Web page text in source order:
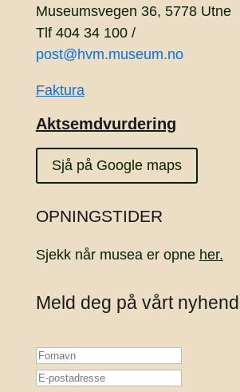
Museumsvegen 36, 5778 Utne
Tlf 404 34 100 /
post@hvm.museum.no
Faktura
Aktsemdvurdering
Sjå på Google maps
OPNINGSTIDER
Sjekk når musea er opne her.
Meld deg på vårt